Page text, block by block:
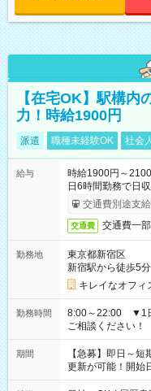
【在宅OK】駅構内
力！時給1900円
派遣 職種未経験OK 社会
給与
時給1900円～
日6時間勤務で日
交通費別途支
交通費 交通費一
勤務地
東京都新宿区
新宿駅から徒歩5分
キレイなオフィ
勤務時間
8:00～22:00 ▼1
ご相談ください！
期間
【急募】即日～
更新が可能！開始